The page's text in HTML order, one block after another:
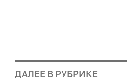
ДАЛЕЕ В РУБРИКЕ